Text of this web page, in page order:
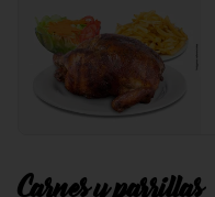
Carnes y parrillas